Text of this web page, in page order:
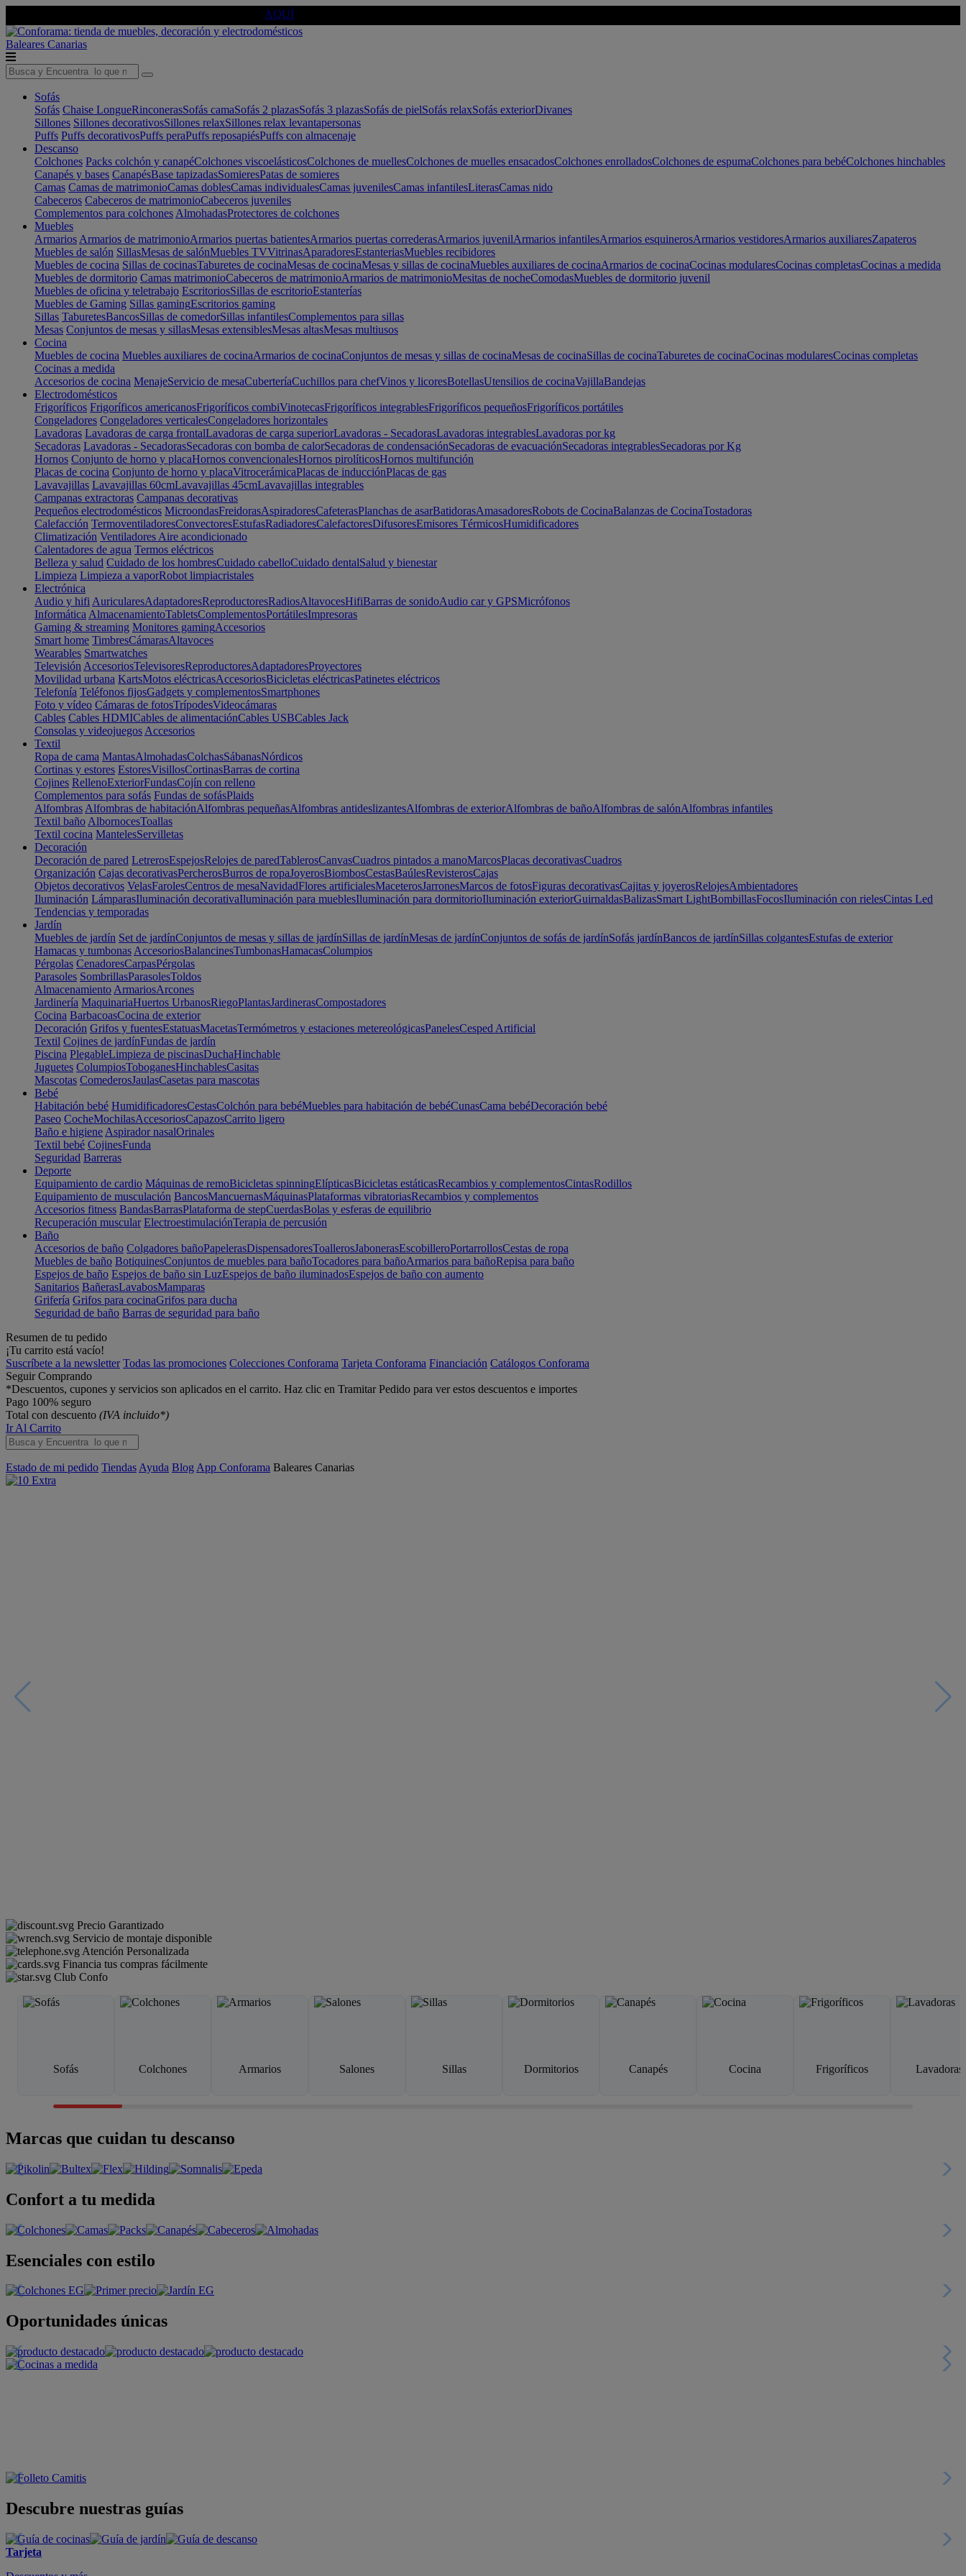
AQUÍ
Baleares Canarias
Sofás
Sofás Chaise LongueRinconerasSofás camaSofás 2 plazasSofás 3 plazasSofás de pielSofás relaxSofás exteriorDivanes
Sillones Sillones decorativosSillones relaxSillones relax levantapersonas
Puffs Puffs decorativosPuffs peraPuffs reposapiésPuffs con almacenaje
Descanso
Colchones Packs colchón y canapéColchones viscoelásticosColchones de muellesColchones de muelles ensacadosColchones enrolladosColchones de espumaColchones para bebéColchones hinchables
Canapés y bases CanapésBase tapizadasSomieresPatas de somieres
Camas Camas de matrimonioCamas doblesCamas individualesCamas juvenilesCamas infantilesLiterasCamas nido
Cabeceros Cabeceros de matrimonioCabeceros juveniles
Complementos para colchones AlmohadasProtectores de colchones
Muebles
Armarios Armarios de matrimonioArmarios puertas batientesArmarios puertas correderasArmarios juvenilArmarios infantilesArmarios esquinerosArmarios vestidoresArmarios auxiliaresZapateros
Muebles de salón SillasMesas de salónMuebles TVVitrinasAparadoresEstanteriasMuebles recibidores
Muebles de cocina Sillas de cocinasTaburetes de cocinaMesas de cocinaMesas y sillas de cocinaMuebles auxiliares de cocinaArmarios de cocinaCocinas modularesCocinas completasCocinas a medida
Muebles de dormitorio Camas matrimonioCabeceros de matrimonioArmarios de matrimonioMesitas de nocheComodasMuebles de dormitorio juvenil
Muebles de oficina y teletrabajo EscritoriosSillas de escritorioEstanterías
Muebles de Gaming Sillas gamingEscritorios gaming
Sillas TaburetesBancosSillas de comedorSillas infantilesComplementos para sillas
Mesas Conjuntos de mesas y sillasMesas extensiblesMesas altasMesas multiusos
Cocina
Muebles de cocina Muebles auxiliares de cocinaArmarios de cocinaConjuntos de mesas y sillas de cocinaMesas de cocinaSillas de cocinaTaburetes de cocinaCocinas modularesCocinas completas
Cocinas a medida
Accesorios de cocina MenajeServicio de mesaCuberteríaCuchillos para chefVinos y licoresBotellasUtensilios de cocinaVajillaBandejas
Electrodomésticos
Frigoríficos Frigoríficos americanosFrigoríficos combiVinotecasFrigoríficos integrablesFrigoríficos pequeñosFrigoríficos portátiles
Congeladores Congeladores verticalesCongeladores horizontales
Lavadoras Lavadoras de carga frontalLavadoras de carga superiorLavadoras - SecadorasLavadoras integrablesLavadoras por kg
Secadoras Lavadoras - SecadorasSecadoras con bomba de calorSecadoras de condensaciónSecadoras de evacuaciónSecadoras integrablesSecadoras por Kg
Hornos Conjunto de horno y placaHornos convencionalesHornos pirolíticosHornos multifunción
Placas de cocina Conjunto de horno y placaVitrocerámicaPlacas de inducciónPlacas de gas
Lavavajillas Lavavajillas 60cmLavavajillas 45cmLavavajillas integrables
Campanas extractoras Campanas decorativas
Pequeños electrodomésticos MicroondasFreidorasAspiradoresCafeterasPlanchas de asarBatidorasAmasadoresRobots de CocinaBalanzas de CocinaTostadoras
Calefacción TermoventiladoresConvectoresEstufasRadiadoresCalefactoresDifusoresEmisores TérmicosHumidificadores
Climatización Ventiladores Aire acondicionado
Calentadores de agua Termos eléctricos
Belleza y salud Cuidado de los hombresCuidado cabelloCuidado dentalSalud y bienestar
Limpieza Limpieza a vaporRobot limpiacristales
Electrónica
Audio y hifi AuricularesAdaptadoresReproductoresRadiosAltavocesHifiBarras de sonidoAudio car y GPSMicrófonos
Informática AlmacenamientoTabletsComplementosPortátilesImpresoras
Gaming & streaming Monitores gamingAccesorios
Smart home TimbresCámarasAltavoces
Wearables Smartwatches
Televisión AccesoriosTelevisoresReproductoresAdaptadoresProyectores
Movilidad urbana KartsMotos eléctricasAccesoriosBicicletas eléctricasPatinetes eléctricos
Telefonía Teléfonos fijosGadgets y complementosSmartphones
Foto y vídeo Cámaras de fotosTrípodesVideocámaras
Cables Cables HDMICables de alimentaciónCables USBCables Jack
Consolas y videojuegos Accesorios
Textil
Ropa de cama MantasAlmohadasColchasSábanasNórdicos
Cortinas y estores EstoresVisillosCortinasBarras de cortina
Cojines RellenoExteriorFundasCojín con relleno
Complementos para sofás Fundas de sofásPlaids
Alfombras Alfombras de habitaciónAlfombras pequeñasAlfombras antideslizantesAlfombras de exteriorAlfombras de bañoAlfombras de salónAlfombras infantiles
Textil baño AlbornocesToallas
Textil cocina MantelesServilletas
Decoración
Decoración de pared LetrerosEspejosRelojes de paredTablerosCanvasCuadros pintados a manoMarcosPlacas decorativasCuadros
Organización Cajas decorativasPercherosBurros de ropaJoyerosBiombosCestasBaúlesRevisterosCajas
Objetos decorativos VelasFarolesCentros de mesaNavidadFlores artificialesMaceterosJarronesMarcos de fotosFiguras decorativasCajitas y joyerosRelojesAmbientadores
Iluminación LámparasIluminación decorativaIluminación para mueblesIluminación para dormitorioIluminación exteriorGuirnaldasBalizasSmart LightBombillasFocosIluminación con rielesCintas Led
Tendencias y temporadas
Jardín
Muebles de jardín Set de jardínConjuntos de mesas y sillas de jardínSillas de jardínMesas de jardínConjuntos de sofás de jardínSofás jardínBancos de jardínSillas colgantesEstufas de exterior
Hamacas y tumbonas AccesoriosBalancinesTumbonasHamacasColumpios
Pérgolas CenadoresCarpasPérgolas
Parasoles SombrillasParasolesToldos
Almacenamiento ArmariosArcones
Jardinería MaquinariaHuertos UrbanosRiegoPlantasJardinerasCompostadores
Cocina BarbacoasCocina de exterior
Decoración Grifos y fuentesEstatuasMacetasTermómetros y estaciones metereológicasPanelesCesped Artificial
Textil Cojines de jardínFundas de jardín
Piscina PlegableLimpieza de piscinasDuchaHinchable
Juguetes ColumpiosToboganesHinchablesCasitas
Mascotas ComederosJaulasCasetas para mascotas
Bebé
Habitación bebé HumidificadoresCestasColchón para bebéMuebles para habitación de bebéCunasCama bebéDecoración bebé
Paseo CocheMochilasAccesoriosCapazosCarrito ligero
Baño e higiene Aspirador nasalOrinales
Textil bebé CojinesFunda
Seguridad Barreras
Deporte
Equipamiento de cardio Máquinas de remoBicicletas spinningElípticasBicicletas estáticasRecambios y complementosCintasRodillos
Equipamiento de musculación BancosMancuernasMáquinasPlataformas vibratoriasRecambios y complementos
Accesorios fitness BandasBarrasPlataforma de stepCuerdasBolas y esferas de equilibrio
Recuperación muscular ElectroestimulaciónTerapia de percusión
Baño
Accesorios de baño Colgadores bañoPapelerasDispensadoresToallerosJabonerasEscobilleroPortarrollosCestas de ropa
Muebles de baño BotiquinesConjuntos de muebles para bañoTocadores para bañoArmarios para bañoRepisa para baño
Espejos de baño Espejos de baño sin LuzEspejos de baño iluminadosEspejos de baño con aumento
Sanitarios BañerasLavabosMamparas
Grifería Grifos para cocinaGrifos para ducha
Seguridad de baño Barras de seguridad para baño
Resumen de tu pedido
¡Tu carrito está vacío!
Suscríbete a la newsletter Todas las promociones Colecciones Conforama Tarjeta Conforama Financiación Catálogos Conforama
Seguir Comprando
*Descuentos, cupones y servicios son aplicados en el carrito. Haz clic en Tramitar Pedido para ver estos descuentos e importes
Pago 100% seguro
Total con descuento (IVA incluido*)
Ir Al Carrito
Estado de mi pedido Tiendas Ayuda Blog App Conforama Baleares Canarias
Precio Garantizado
Servicio de montaje disponible
Atención Personalizada
Financia tus compras fácilmente
Club Confo
Sofás Colchones Armarios Salones Sillas Dormitorios Canapés Cocina Frigoríficos Lavadoras
Marcas que cuidan tu descanso
Confort a tu medida
Esenciales con estilo
Oportunidades únicas
Descubre nuestras guías
Tarjeta